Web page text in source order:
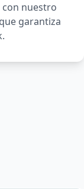
nuestro
garantiza